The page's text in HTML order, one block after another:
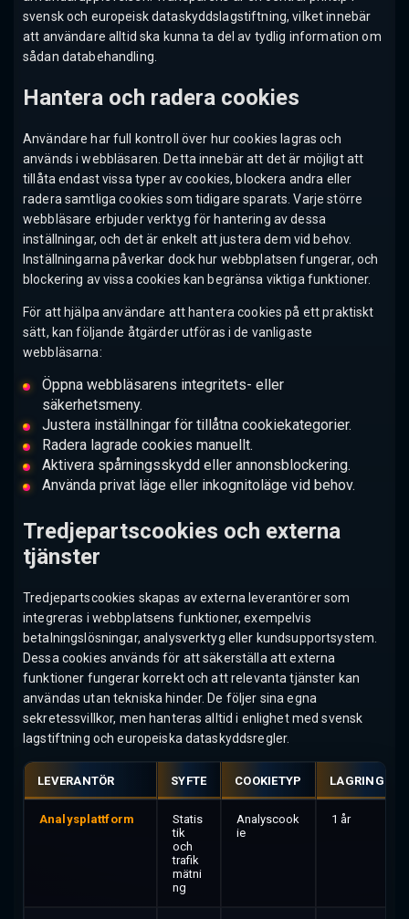
svensk och europeisk dataskyddslagstiftning, vilket innebär
att användare alltid ska kunna ta del av tydlig information om
sådan databehandling.
Hantera och radera cookies
Användare har full kontroll över hur cookies lagras och
används i webbläsaren. Detta innebär att det är möjligt att
tillåta endast vissa typer av cookies, blockera andra eller
radera samtliga cookies som tidigare sparats. Varje större
webbläsare erbjuder verktyg för hantering av dessa
inställningar, och det är enkelt att justera dem vid behov.
Inställningarna påverkar dock hur webbplatsen fungerar, och
blockering av vissa cookies kan begränsa viktiga funktioner.
För att hjälpa användare att hantera cookies på ett praktiskt
sätt, kan följande åtgärder utföras i de vanligaste
webbläsarna:
Öppna webbläsarens integritets- eller
säkerhetsmeny.
Justera inställningar för tillåtna cookiekategorier.
Radera lagrade cookies manuellt.
Aktivera spårningsskydd eller annonsblockering.
Använda privat läge eller inkognitoläge vid behov.
Tredjepartscookies och externa
tjänster
Tredjepartscookies skapas av externa leverantörer som
integreras i webbplatsens funktioner, exempelvis
betalningslösningar, analysverktyg eller kundsupportsystem.
Dessa cookies används för att säkerställa att externa
funktioner fungerar korrekt och att relevanta tjänster kan
användas utan tekniska hinder. De följer sina egna
sekretessvillkor, men hanteras alltid i enlighet med svensk
lagstiftning och europeiska dataskyddsregler.
LEVERANTÖR SYFTE COOKIETYP
Analysplattform
Statis
tik
och
trafik
mätni
ng
Analyscook
ie
1 år